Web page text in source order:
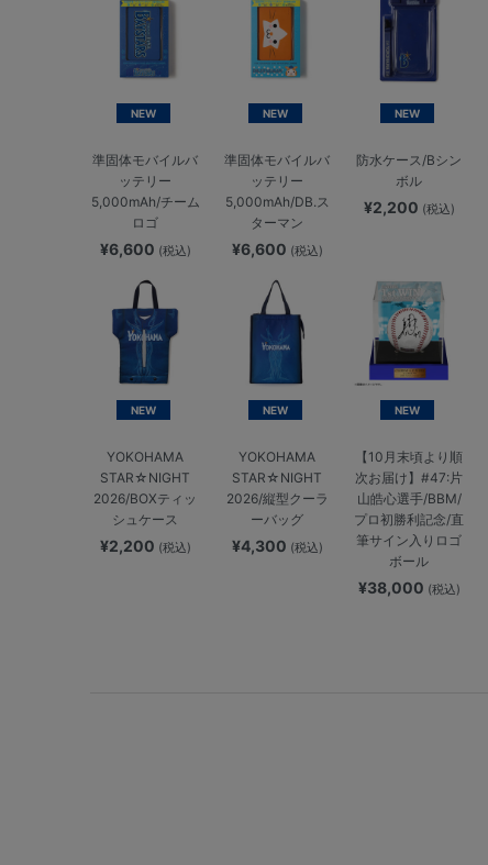
NEW
準固体モバイルバ
ッテリー
5,000mAh/チーム
ロゴ
¥6,600 (税込)
NEW
準固体モバイルバ
ッテリー
5,000mAh/DB.ス
ターマン
¥6,600 (税込)
NEW
防水ケース/Bシン
ボル
¥2,200 (税込)
NEW
YOKOHAMA
STAR☆NIGHT
2026/BOXティッ
シュケース
¥2,200 (税込)
NEW
YOKOHAMA
STAR☆NIGHT
2026/縦型クーラ
ーバッグ
¥4,300 (税込)
NEW
【10月末頃より順
次お届け】#47:片
山皓心選手/BBM/
プロ初勝利記念/直
筆サイン入りロゴ
ボール
¥38,000 (税込)